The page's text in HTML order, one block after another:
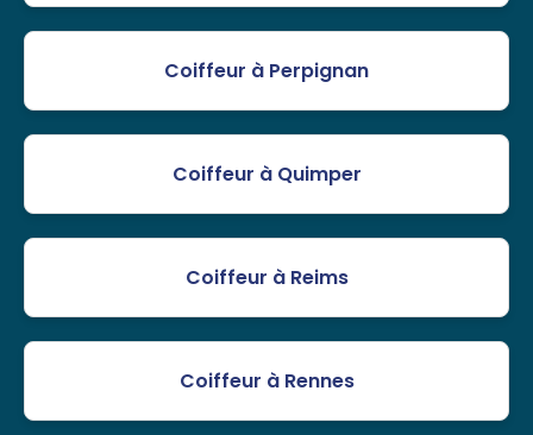
Coiffeur à Perpignan
Coiffeur à Quimper
Coiffeur à Reims
Coiffeur à Rennes